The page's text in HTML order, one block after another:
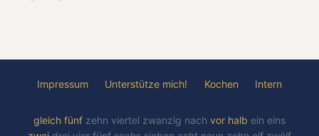
Impressum Unterstütze mich! Kochen Intern
gleich fünf zehn viertel zwanzig nach vor halb ein eins